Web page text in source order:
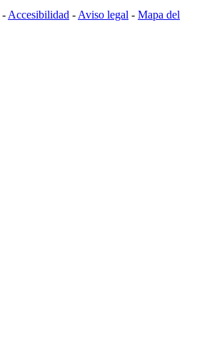
-Accesibilidad -Aviso legal - Mapa del